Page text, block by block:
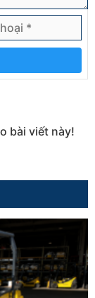
bài viết này!